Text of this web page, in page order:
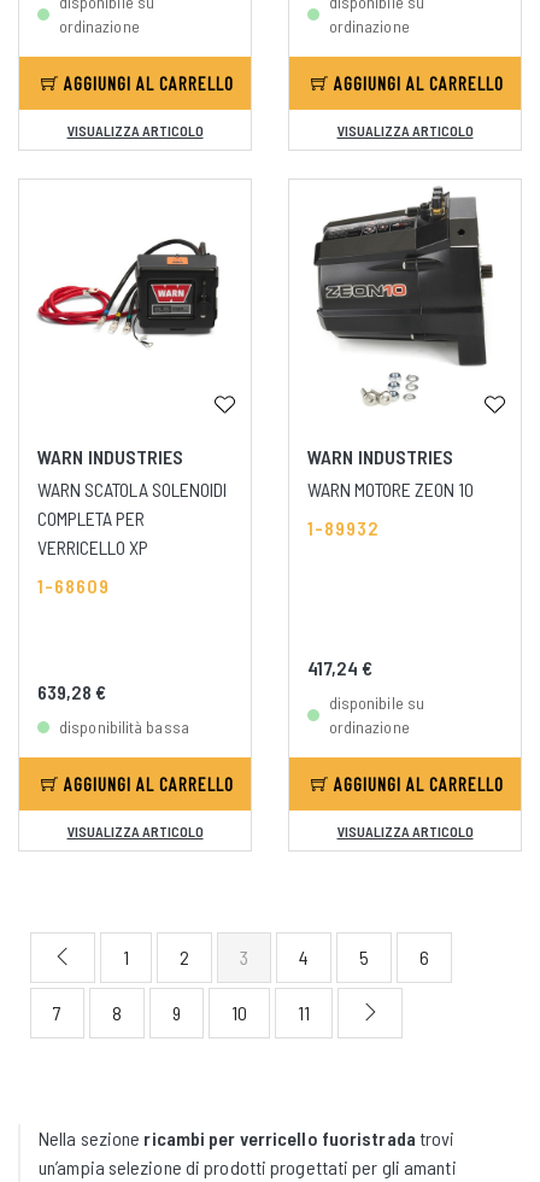
ordinazione
AGGIUNGI AL CARRELLO
VISUALIZZA ARTICOLO
ordinazione
AGGIUNGI AL CARRELLO
VISUALIZZA ARTICOLO
WARN INDUSTRIES
WARN SCATOLA SOLENOIDI
COMPLETA PER
VERRICELLO XP
1-68609
639,28 €
disponibilità bassa
AGGIUNGI AL CARRELLO
VISUALIZZA ARTICOLO
WARN INDUSTRIES
WARN MOTORE ZEON 10
1-89932
417,24 €
disponibile su
ordinazione
AGGIUNGI AL CARRELLO
VISUALIZZA ARTICOLO
1 2 3 4 5 6
7 8 9 10 11
Nella sezione ricambi per verricello fuoristrada trovi
un’ampia selezione di prodotti progettati per gli amanti